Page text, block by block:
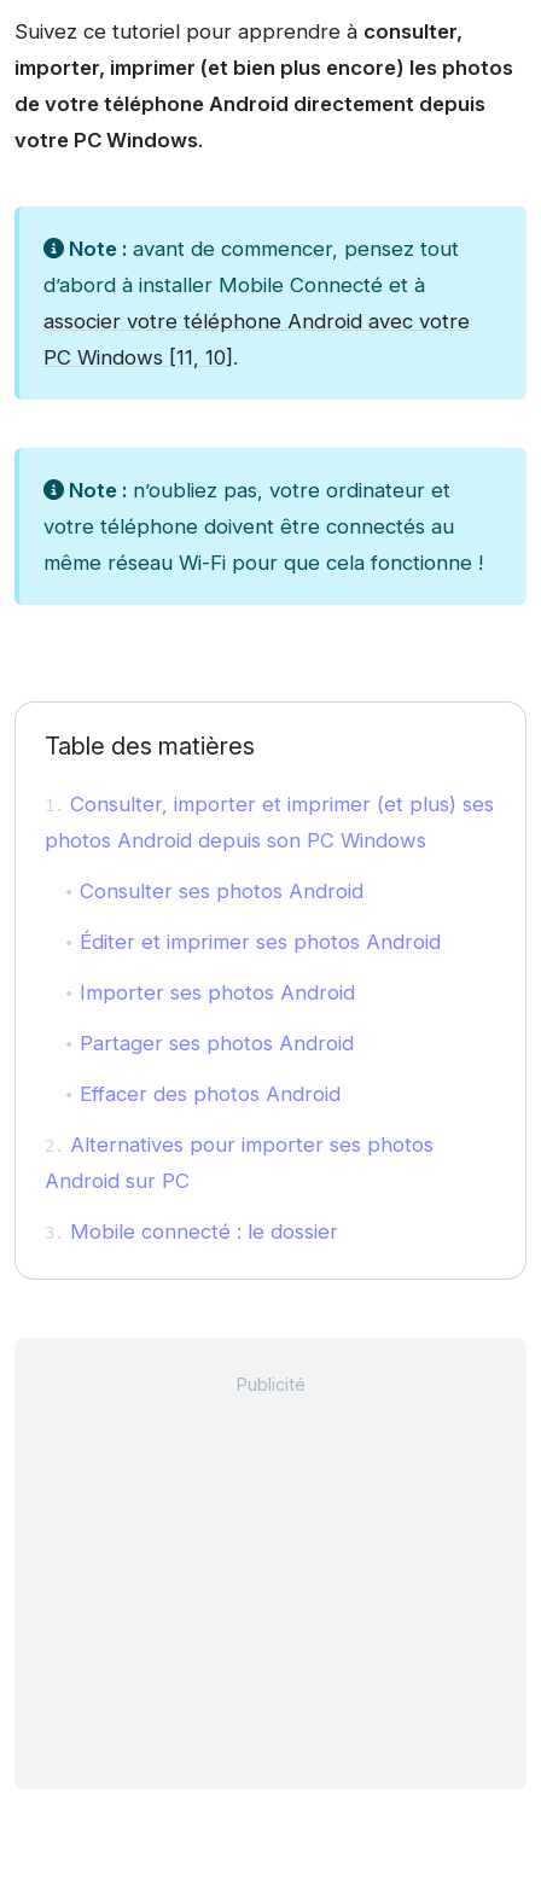
Suivez ce tutoriel pour apprendre à consulter,
importer, imprimer (et bien plus encore) les photos
de votre téléphone Android directement depuis
votre PC Windows.
Note : avant de commencer, pensez tout
d’abord à installer Mobile Connecté et à
associer votre téléphone Android avec votre
PC Windows [11, 10] .
Note : n’oubliez pas, votre ordinateur et
votre téléphone doivent être connectés au
même réseau Wi-Fi pour que cela fonctionne !
Table des matières
Consulter, importer et imprimer (et plus) ses
photos Android depuis son PC Windows
Consulter ses photos Android
Éditer et imprimer ses photos Android
Importer ses photos Android
Partager ses photos Android
Effacer des photos Android
Alternatives pour importer ses photos
Android sur PC
Mobile connecté : le dossier